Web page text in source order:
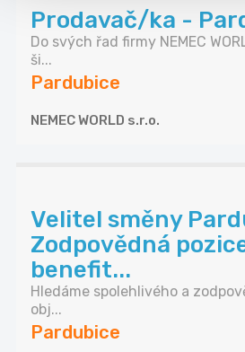
Prodavač/ka -
Do svých řad firmy NEMEC
ši...
Pardubice
NEMEC WORLD s.r.o.
Velitel směny
Zodpovědná
benefit...
Hledáme spolehlivého a
obj...
Pardubice